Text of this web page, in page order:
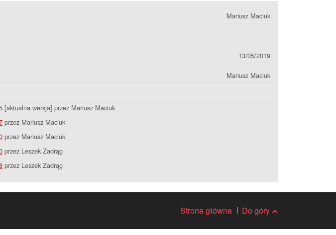
Mariusz Maciuk
13/05/2019
Mariusz Maciuk
[aktualna wersja] przez Mariusz Maciuk
przez Mariusz Maciuk
przez Mariusz Maciuk
przez Leszek Zadrąg
przez Leszek Zadrąg
Strona główna Do góry